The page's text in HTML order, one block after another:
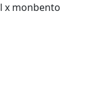
x monbento